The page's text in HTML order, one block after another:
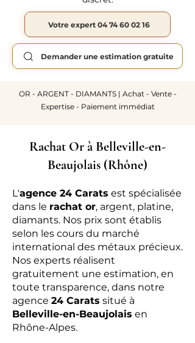
Votre expert 04 74 60 02 16
Demander une estimation gratuite
OR - ARGENT - DIAMANTS | Achat - Vente -
Expertise - Paiement immédiat
Rachat Or à Belleville-en-
Beaujolais (Rhône)
L'agence 24 Carats est spécialisée
dans le rachat or, argent, platine,
diamants. Nos prix sont établis
selon les cours du marché
international des métaux précieux.
Nos experts réalisent
gratuitement une estimation, en
toute transparence, dans notre
agence 24 Carats situé à
Belleville-en-Beaujolais en
Rhône-Alpes.​